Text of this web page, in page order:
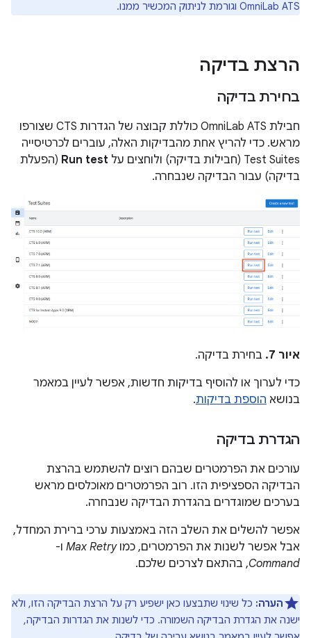
OmniLab ATS וגורמת לניתוק המכשיר ממנו.
הרצת בדיקה
בחירת בדיקה
חבילת OmniLab ATS כוללת קבוצה של הגדרות CTS שצורפו
מראש. כדי להריץ אחת מהבדיקות האלה, עוברים לכרטיסייה
Test Suites (חבילות בדיקה) ולוחצים על
Run test (הפעלת
בדיקה) עבור הבדיקה שנבחרה.
איור 7.
בחירת בדיקה.
כדי לערוך או להוסיף בדיקות חדשות, אפשר לעיין במאמר
בנושא הוספת בדיקות.
הגדרת בדיקה
עורכים את הפרמטרים שבהם רוצים להשתמש בהרצת
הבדיקה הספציפית הזו. רוב הפרמטרים מאוכלסים מראש
בערכים שמוגדרים בהגדרת הבדיקה שנבחרה.
אפשר להשלים את השלב הזה באמצעות ערכי ברירת המחדל,
אבל אפשר לשנות את הפרמטרים, כמוMax Retry ו-
Command, בהתאם לצרכים שלכם.
הערה: כל שינוי שתבצעו כאן ישפיע רק על הרצת הבדיקה הזו, ולא
ישנה את הגדרת הבדיקה השמורה. כדי לשנות את הגדרות הבדיקה,